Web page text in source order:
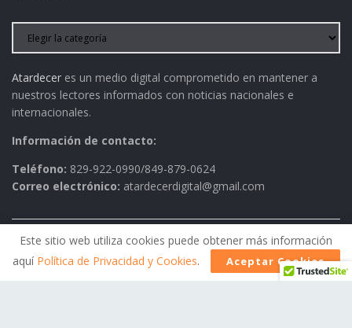
Atardecer es un medio digital comprometido en mantener a
nuestros lectores informados con noticias nacionales e
internacionales.
Información de contacto:
Teléfono: 829-922-0990/849-879-0624
Correo electrónico: atardecerdigital@gmail.com
Política de Privacidad AVISO LEGAL
Contactos
Historia
Este sitio web utiliza cookies puede obtener más información
aquí Política de Privacidad y Cookies. Aceptar Cookies